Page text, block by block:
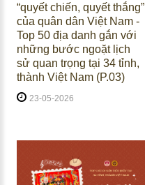
“quyết chiến, quyết thắng”
của quân dân Việt Nam -
Top 50 địa danh gắn với
những bước ngoặt lịch
sử quan trọng tại 34 tỉnh,
thành Việt Nam (P.03)
23-05-2026